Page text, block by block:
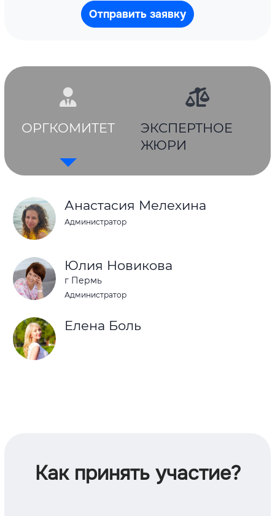
Отправить заявку
ОРГКОМИТЕТ
ЭКСПЕРТНОЕ
ЖЮРИ
Анастасия Мелехина
Администратор
Юлия Новикова
г Пермь
Администратор
Елена Боль
Как принять участие?